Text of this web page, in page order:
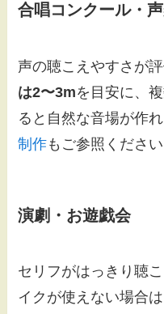
合唱コンクール・
声の聴こえやすさが評
は2〜3mを目安に、
ると自然な音場が作
制作もご参照ください
演劇・お遊戯会
セリフがはっきり聴
イクが使えない場合は